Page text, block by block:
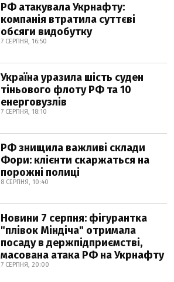
РФ атакувала Укрнафту:
компанія втратила суттєві
обсяги видобутку
7 СЕРПНЯ, 16:50
Україна уразила шість суден
тіньового флоту РФ та 10
енерговузлів
7 СЕРПНЯ, 18:10
РФ знищила важливі склади
Фори: клієнти скаржаться на
порожні полиці
8 СЕРПНЯ, 10:40
Новини 7 серпня: фігурантка
"плівок Міндіча" отримала
посаду в держпідприємстві,
масована атака РФ на Укрнафту
7 СЕРПНЯ, 20:00